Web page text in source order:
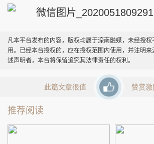
凡本平台发布的内容，版权均属于滦南融媒，未经授权
用。已经本台授权的，应在授权范围内使用，并注明
述声明者，本台将保留追究其法律责任的权利。
此篇文章很值 赞赏
推荐阅读